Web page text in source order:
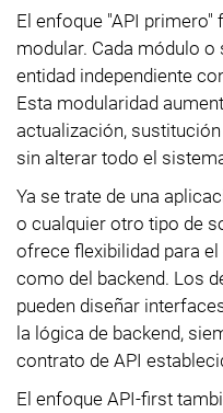
El enfoque "API
modular. Cada módulo
entidad independiente
Esta modularidad
actualización,
sin alterar todo el
Ya se trate de una
o cualquier otro tipo de
ofrece flexibilidad para
como del backend. Los
pueden diseñar
la lógica de backend,
contrato de API
El enfoque API-first